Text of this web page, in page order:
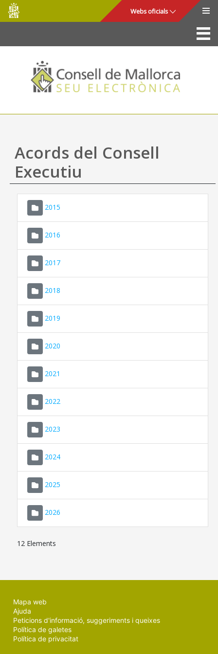
Salta al contingut principal
Consell
de
Mallorca
Webs oficials
La Seu
Consell de Mallorca
Accés i seguretat
Utilitats
Ajuda
Acords del Consell
Executiu
2015
2016
2017
2018
2019
2020
2021
2022
2023
2024
2025
2026
12 Elements
Mapa web
Ajuda
Peticions d'informació, suggeriments i queixes
Política de galetes
Política de privacitat